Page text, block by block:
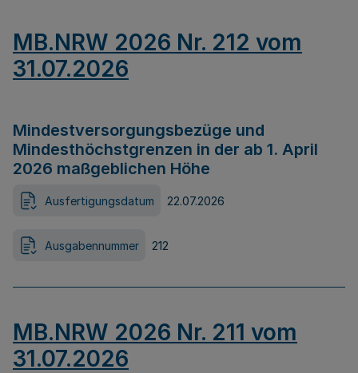
MB.NRW 2026 Nr. 212 vom
31.07.2026
Mindestversorgungsbezüge und
Mindesthöchstgrenzen in der ab 1. April
2026 maßgeblichen Höhe
Ausfertigungsdatum 22.07.2026
Ausgabennummer 212
MB.NRW 2026 Nr. 211 vom
31.07.2026